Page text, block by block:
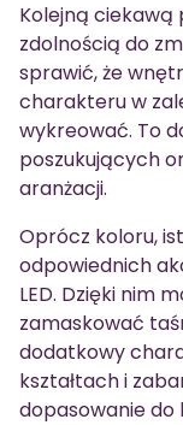
Kolejną ciekawą
zdolnością do
sprawić, że
charakteru w
wykreować. To
poszukujących
aranżacji.
Oprócz koloru,
odpowiednich
LED. Dzięki nim
zamaskować
dodatkowy
kształtach i
dopasowanie